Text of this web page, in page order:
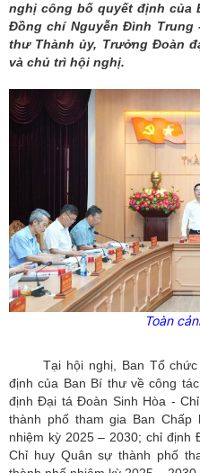
nghị công bố quyết định của
Đồng chí Nguyễn Đình
thư Thành ủy, Trưởng Đoàn
và chủ trì hội nghị.
Toàn
Tại hội nghị, Ban Tổ
định của Ban Bí thư về công
định Đại tá Đoàn Sinh Hòa -
thành phố tham gia Ban
nhiệm kỳ 2025 – 2030; chỉ định
Chỉ huy Quân sự thành phố